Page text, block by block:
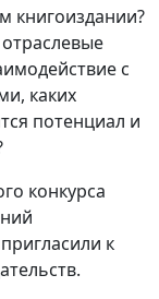
книгоиздании?
с
каких
потенциал и
конкурса
к